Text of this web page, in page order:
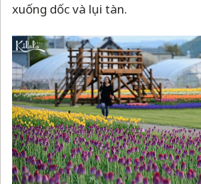
xuống dốc và lụi tàn.